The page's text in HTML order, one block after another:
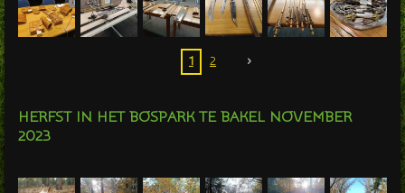
1 2
HERFST IN HET BOSPARK TE BAKEL NOVEMBER
2023